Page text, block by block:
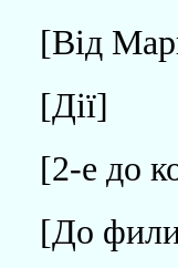
[Від
[Дії]
[2-е до
[До